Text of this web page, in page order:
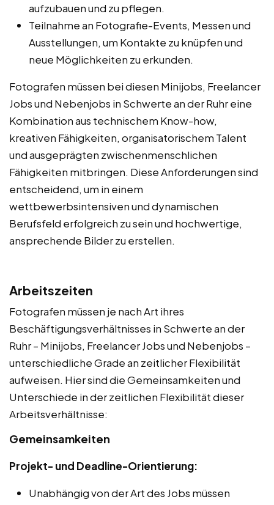
aufzubauen und zu pflegen.
Teilnahme an Fotografie-Events, Messen und
Ausstellungen, um Kontakte zu knüpfen und
neue Möglichkeiten zu erkunden.
Fotografen müssen bei diesen Minijobs, Freelancer
Jobs und Nebenjobs in Schwerte an der Ruhr eine
Kombination aus technischem Know-how,
kreativen Fähigkeiten, organisatorischem Talent
und ausgeprägten zwischenmenschlichen
Fähigkeiten mitbringen. Diese Anforderungen sind
entscheidend, um in einem
wettbewerbsintensiven und dynamischen
Berufsfeld erfolgreich zu sein und hochwertige,
ansprechende Bilder zu erstellen.
Arbeitszeiten
Fotografen müssen je nach Art ihres
Beschäftigungsverhältnisses in Schwerte an der
Ruhr – Minijobs, Freelancer Jobs und Nebenjobs –
unterschiedliche Grade an zeitlicher Flexibilität
aufweisen. Hier sind die Gemeinsamkeiten und
Unterschiede in der zeitlichen Flexibilität dieser
Arbeitsverhältnisse:
Gemeinsamkeiten
Projekt- und Deadline-Orientierung:
Unabhängig von der Art des Jobs müssen